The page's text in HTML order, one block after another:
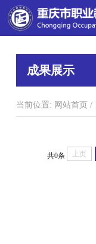
成果展示
当前位置: 网站首页 /
共0条 上页